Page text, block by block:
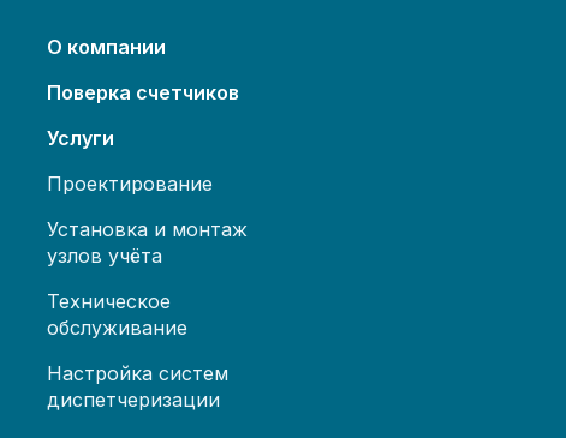
О компании
Поверка счетчиков
Услуги
Проектирование
Установка и монтаж
узлов учёта
Техническое
обслуживание
Настройка систем
диспетчеризации